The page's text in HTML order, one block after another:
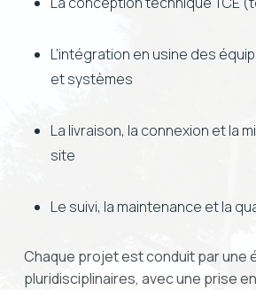
L’intégration en usine des
et systèmes
La livraison, la connexion et la
site
Le suivi, la maintenance et la
Chaque projet est conduit par une
pluridisciplinaires, avec une prise